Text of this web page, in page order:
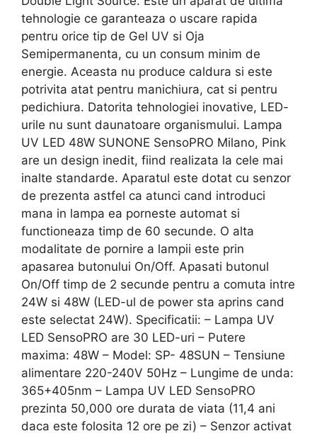
tehnologie ce garanteaza o uscare rapida
pentru orice tip de Gel UV si Oja
Semipermanenta, cu un consum minim de
energie. Aceasta nu produce caldura si este
potrivita atat pentru manichiura, cat si pentru
pedichiura. Datorita tehnologiei inovative, LED-
urile nu sunt daunatoare organismului. Lampa
UV LED 48W SUNONE SensoPRO Milano, Pink
are un design inedit, fiind realizata la cele mai
inalte standarde. Aparatul este dotat cu senzor
de prezenta astfel ca atunci cand introduci
mana in lampa ea porneste automat si
functioneaza timp de 60 secunde. O alta
modalitate de pornire a lampii este prin
apasarea butonului On/Off. Apasati butonul
On/Off timp de 2 secunde pentru a comuta intre
24W si 48W (LED-ul de power sta aprins cand
este selectat 24W). Specificatii: – Lampa UV
LED SensoPRO are 30 LED-uri – Putere
maxima: 48W – Model: SP- 48SUN – Tensiune
alimentare 220-240V 50Hz – Lungime de unda:
365+405nm – Lampa UV LED SensoPRO
prezinta 50,000 ore durata de viata (11,4 ani
daca este folosita 12 ore pe zi) – Senzor activat